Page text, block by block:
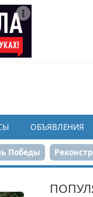
ОБЪЯВЛЕНИЯ
Победы